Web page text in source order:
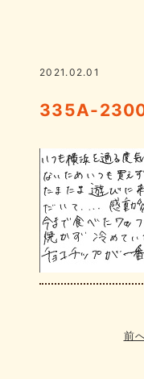
2021.02.01
335A-
前